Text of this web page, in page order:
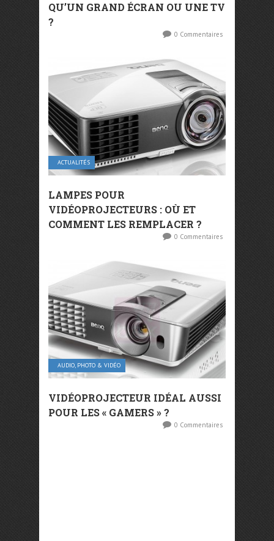
QU’UN GRAND ÉCRAN OU UNE TV
?
0 Commentaires
ACTUALITÉS
LAMPES POUR
VIDÉOPROJECTEURS : OÙ ET
COMMENT LES REMPLACER ?
0 Commentaires
AUDIO, PHOTO & VIDÉO
VIDÉOPROJECTEUR IDÉAL AUSSI
POUR LES « GAMERS » ?
0 Commentaires